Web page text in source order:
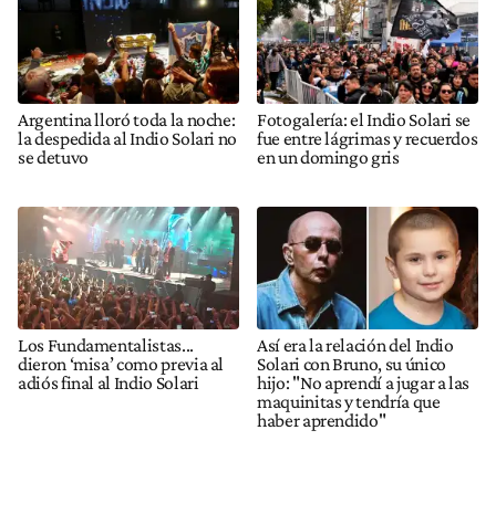
Argentina lloró toda la noche:
la despedida al Indio Solari no
se detuvo
Fotogalería: el Indio Solari se
fue entre lágrimas y recuerdos
en un domingo gris
Los Fundamentalistas...
dieron ‘misa’ como previa al
adiós final al Indio Solari
Así era la relación del Indio
Solari con Bruno, su único
hijo: "No aprendí a jugar a las
maquinitas y tendría que
haber aprendido"